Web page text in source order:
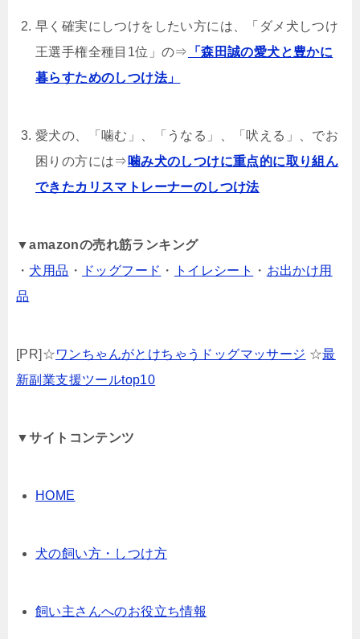
早く確実にしつけをしたい方には、「ダメ犬しつけ
王選手権全種目1位」の⇒
「森田誠の愛犬と豊かに
暮らすためのしつけ法」
愛犬の、「噛む」、「うなる」、「吠える」、でお
困りの方には⇒ 噛み犬のしつけに重点的に取り組ん
できたカリスマトレーナーのしつけ法
▼amazonの売れ筋ランキング
・ 犬用品 ・ ドッグフード ・ トイレシート ・ お出かけ用
品
[PR]☆ワンちゃんがとけちゃうドッグマッサージ ☆最
新副業支援ツールtop10
▼サイトコンテンツ
HOME
犬の飼い方・しつけ方
飼い主さんへのお役立ち情報